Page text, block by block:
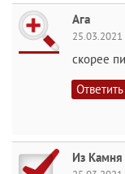
Ага
25.03.2021
скорее
Ответить
Из Камня